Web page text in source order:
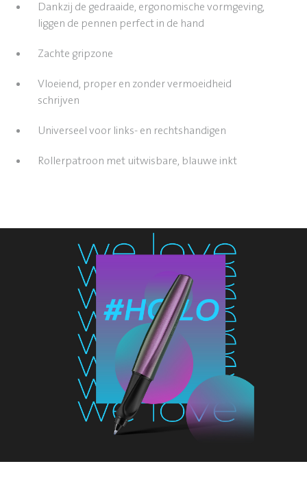
Dankzij de gedraaide, ergonomische vormgeving,
liggen de pennen perfect in de hand
Zachte gripzone
Vloeiend, proper en zonder vermoeidheid
schrijven
Universeel voor links- en rechtshandigen
Rollerpatroon met uitwisbare, blauwe inkt